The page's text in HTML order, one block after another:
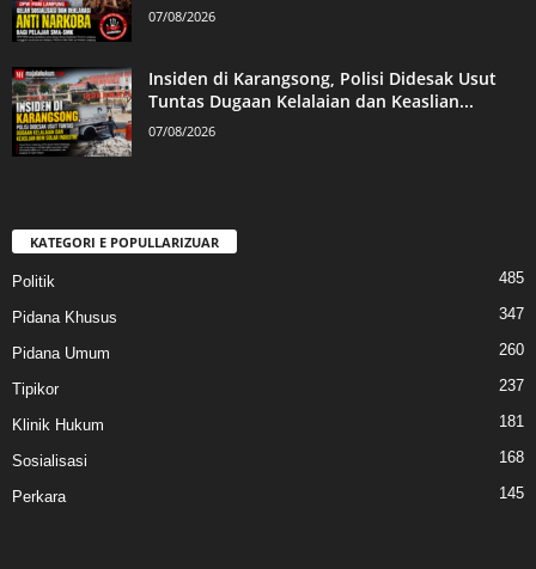
07/08/2026
Insiden di Karangsong, Polisi Didesak Usut
Tuntas Dugaan Kelalaian dan Keaslian...
07/08/2026
KATEGORI E POPULLARIZUAR
Politik 485
Pidana Khusus 347
Pidana Umum 260
Tipikor 237
Klinik Hukum 181
Sosialisasi 168
Perkara 145